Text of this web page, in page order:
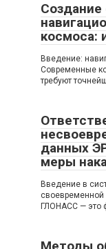
Создание
космоса:
Введение:
Современные
требуют
данных
меры
Введение в
ГЛОНАСС — это